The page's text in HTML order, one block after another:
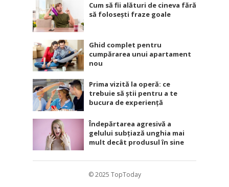
Cum să fii alături de cineva fără
să folosești fraze goale
Ghid complet pentru
cumpărarea unui apartament
nou
Prima vizită la operă: ce
trebuie să știi pentru a te
bucura de experiență
Îndepărtarea agresivă a
gelului subțiază unghia mai
mult decât produsul în sine
© 2025 TopToday